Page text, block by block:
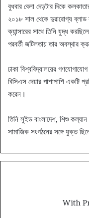
বুধবার বেলা দেড়টার দিকে
২০১৮ সাল থেকে দুরারোগ্য ব্লাড
ক্যান্সারের সাথে তিনি যুদ্ধ
পরবর্তী জটিলতায় তার অবস্থার
ঢাকা বিশ্ববিদ্যালয়ের
বিসিএস দেয়ার পাশাপাশি একটি
করেন।
তিনি সুইড বাংলাদেশ, শিশু
সামাজিক সংগঠনের সঙ্গে যুক্ত
With